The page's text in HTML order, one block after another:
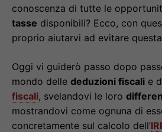
conoscenza di tutte le
tasse disponibili? Ecco, con
proprio aiutarvi ad evitare
Oggi vi guiderò passo dopo
mondo delle deduzioni fiscali e
fiscali, svelandovi le loro
mostrandovi come ognuna di
concretamente sul calcolo dell’